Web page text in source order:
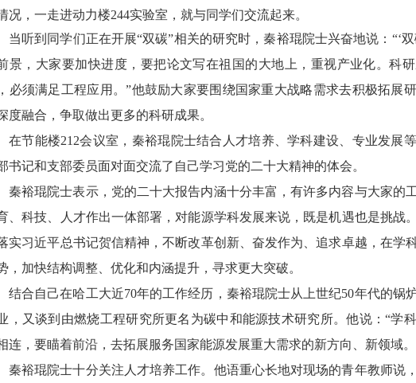
况，一走进动力楼244实验室，就与同学们交流起来。
当听到同学们正在开展“双碳”相关的研究时，秦裕琨院士兴奋地说：“‘
景，大家要加快进度，要把论文写在祖国的大地上，重视产业化。科
必须满足工程应用。”他鼓励大家要围绕国家重大战略需求去积极拓展
度融合，争取做出更多的科研成果。
在节能楼212会议室，秦裕琨院士结合人才培养、学科建设、专业发展
书记和支部委员面对面交流了自己学习党的二十大精神的体会。
秦裕琨院士表示，党的二十大报告内涵十分丰富，有许多内容与大家的
、科技、人才作出一体部署，对能源学科发展来说，既是机遇也是挑战
实习近平总书记贺信精神，不断改革创新、奋发作为、追求卓越，在学
，加快结构调整、优化和内涵提升，寻求更大突破。
结合自己在哈工大近70年的工作经历，秦裕琨院士从上世纪50年代的锅
，又谈到由燃烧工程研究所更名为碳中和能源技术研究所。他说：“学
连，要瞄着前沿，去拓展服务国家能源发展重大需求的新方向、新领域
秦裕琨院士十分关注人才培养工作。他语重心长地对现场的青年教师说